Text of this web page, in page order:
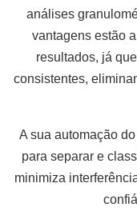
análises
vantagens estão
resultados, já
consistentes,
A sua automação
para separar e
minimiza